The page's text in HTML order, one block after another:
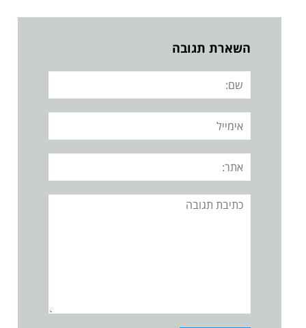
השארת תגובה
שם:
אימייל
אתר:
תגובה